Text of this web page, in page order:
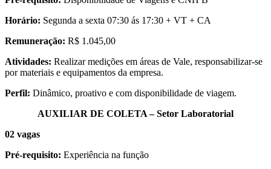
Horário: Segunda a sexta 07:30 ás 17:30 + VT + CA
Remuneração: R$ 1.045,00
Atividades: Realizar medições em áreas de Vale, responsabilizar-se
por materiais e equipamentos da empresa.
Perfil: Dinâmico, proativo e com disponibilidade de viagem.
AUXILIAR DE COLETA – Setor Laboratorial
02 vagas
Pré-requisito: Experiência na função